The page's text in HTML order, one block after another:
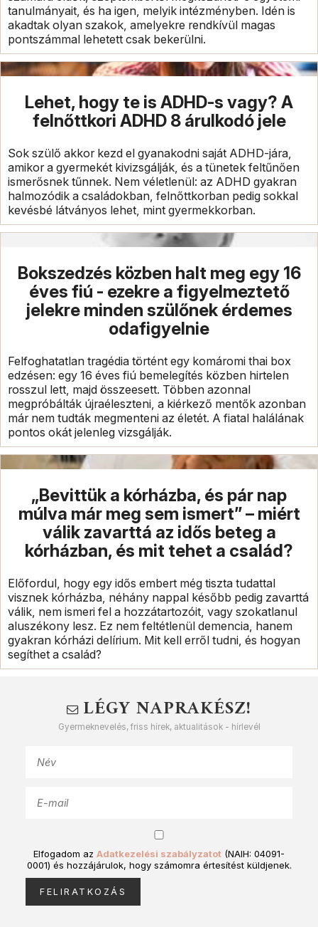
tanulmányait, és ha igen, melyik intézményben. Idén is
akadtak olyan szakok, amelyekre rendkívül magas
pontszámmal lehetett csak bekerülni.
Lehet, hogy te is ADHD-s vagy? A
felnőttkori ADHD 8 árulkodó jele
Sok szülő akkor kezd el gyanakodni saját ADHD-jára,
amikor a gyermekét kivizsgálják, és a tünetek feltűnően
ismerősnek tűnnek. Nem véletlenül: az ADHD gyakran
halmozódik a családokban, felnőttkorban pedig sokkal
kevésbé látványos lehet, mint gyermekkorban.
Bokszedzés közben halt meg egy 16
éves fiú - ezekre a figyelmeztető
jelekre minden szülőnek érdemes
odafigyelnie
Felfoghatatlan tragédia történt egy komáromi thai box
edzésen: egy 16 éves fiú bemelegítés közben hirtelen
rosszul lett, majd összeesett. Többen azonnal
megpróbálták újraéleszteni, a kiérkező mentők azonban
már nem tudták megmenteni az életét. A fiatal halálának
pontos okát jelenleg vizsgálják.
„Bevittük a kórházba, és pár nap
múlva már meg sem ismert” – miért
válik zavarttá az idős beteg a
kórházban, és mit tehet a család?
Előfordul, hogy egy idős embert még tiszta tudattal
visznek kórházba, néhány nappal később pedig zavarttá
válik, nem ismeri fel a hozzátartozóit, vagy szokatlanul
aluszékony lesz. Ez nem feltétlenül demencia, hanem
gyakran kórházi delírium. Mit kell erről tudni, és hogyan
segíthet a család?
LÉGY NAPRAKÉSZ!
Gyermeknevelés, friss hírek, aktualitások - hírlevél
Elfogadom az Adatkezelési szabályzatot (NAIH: 04091-
0001) és hozzájárulok, hogy számomra értesítést küldjenek.